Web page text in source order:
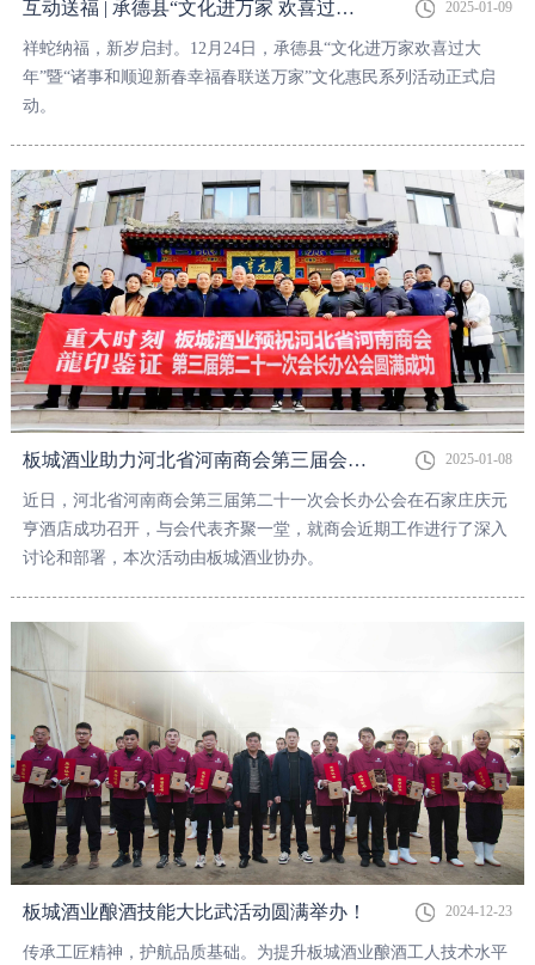
互动送福 | 承德县“文化进万家 欢喜过大年”暨“诸事和顺迎新春 幸福春联送万家”文化惠民系列活动正式启动 2025-01-09
祥蛇纳福，新岁启封。12月24日，承德县“文化进万家欢喜过大
年”暨“诸事和顺迎新春幸福春联送万家”文化惠民系列活动正式启
动。
板城酒业助力河北省河南商会第三届会长办公会圆满召开！ 2025-01-08
近日，河北省河南商会第三届第二十一次会长办公会在石家庄庆元
亨酒店成功召开，与会代表齐聚一堂，就商会近期工作进行了深入
讨论和部署，本次活动由板城酒业协办。
板城酒业酿酒技能大比武活动圆满举办！ 2024-12-23
传承工匠精神，护航品质基础。为提升板城酒业酿酒工人技术水平